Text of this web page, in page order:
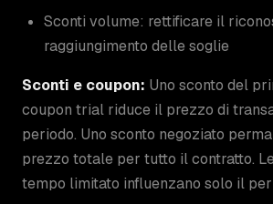
Sconti volume: rettificare il
raggiungimento delle soglie
Sconti e coupon: Uno sconto del
coupon trial riduce il prezzo di
periodo. Uno sconto negoziato
prezzo totale per tutto il contratto.
tempo limitato influenzano solo il